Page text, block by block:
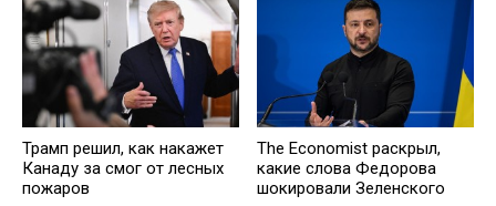
Трамп решил, как накажет
Канаду за смог от лесных
пожаров
The Economist раскрыл,
какие слова Федорова
шокировали Зеленского